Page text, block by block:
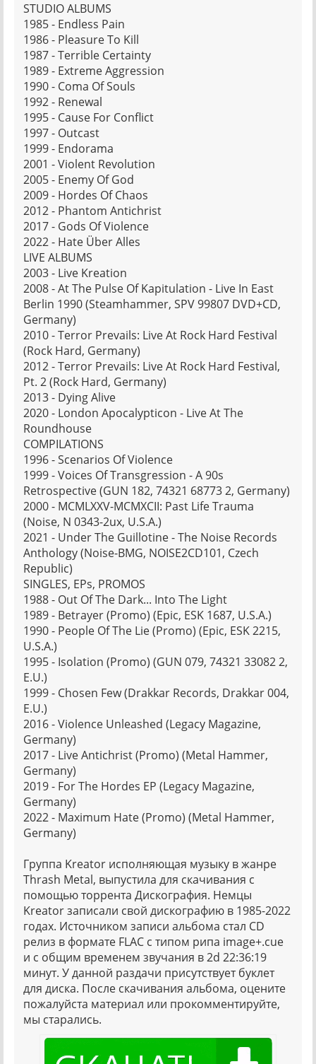
STUDIO ALBUMS
1985 - Endless Pain
1986 - Pleasure To Kill
1987 - Terrible Certainty
1989 - Extreme Aggression
1990 - Coma Of Souls
1992 - Renewal
1995 - Cause For Conflict
1997 - Outcast
1999 - Endorama
2001 - Violent Revolution
2005 - Enemy Of God
2009 - Hordes Of Chaos
2012 - Phantom Antichrist
2017 - Gods Of Violence
2022 - Hate Über Alles
LIVE ALBUMS
2003 - Live Kreation
2008 - At The Pulse Of Kapitulation - Live In East
Berlin 1990 (Steamhammer, SPV 99807 DVD+CD,
Germany)
2010 - Terror Prevails: Live At Rock Hard Festival
(Rock Hard, Germany)
2012 - Terror Prevails: Live At Rock Hard Festival,
Pt. 2 (Rock Hard, Germany)
2013 - Dying Alive
2020 - London Apocalypticon - Live At The
Roundhouse
COMPILATIONS
1996 - Scenarios Of Violence
1999 - Voices Of Transgression - A 90s
Retrospective (GUN 182, 74321 68773 2, Germany)
2000 - MCMLXXV-MCMXCII: Past Life Trauma
(Noise, N 0343-2ux, U.S.A.)
2021 - Under The Guillotine - The Noise Records
Anthology (Noise-BMG, NOISE2CD101, Czech
Republic)
SINGLES, EPs, PROMOS
1988 - Out Of The Dark... Into The Light
1989 - Betrayer (Promo) (Epic, ESK 1687, U.S.A.)
1990 - People Of The Lie (Promo) (Epic, ESK 2215,
U.S.A.)
1995 - Isolation (Promo) (GUN 079, 74321 33082 2,
E.U.)
1999 - Chosen Few (Drakkar Records, Drakkar 004,
E.U.)
2016 - Violence Unleashed (Legacy Magazine,
Germany)
2017 - Live Antichrist (Promo) (Metal Hammer,
Germany)
2019 - For The Hordes EP (Legacy Magazine,
Germany)
2022 - Maximum Hate (Promo) (Metal Hammer,
Germany)
Группа Kreator исполняющая музыку в жанре
Thrash Metal, выпустила для скачивания с
помощью торрента Дискография. Немцы
Kreator записали свой дискографию в 1985-2022
годах. Источником записи альбома стал CD
релиз в формате FLAC с типом рипа image+.cue
и с общим временем звучания в 2d 22:36:19
минут. У данной раздачи присутствует буклет
для диска. После скачивания альбома, оцените
пожалуйста материал или прокомментируйте,
мы старались.